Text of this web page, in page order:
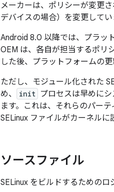
メーカーは、ポリシーが変更さ
デバイスの場合）を変更してい
Android 8.0 以降では、プラッ
OEM は、各自が担当するポリ
した後、プラットフォームの
ただし、モジュール化された
め、
init プロセスは早めに
ます。これは、それらのパー
SELinux ファイルがカーネル
ソースファイル
SELinux をビルドするためのロ